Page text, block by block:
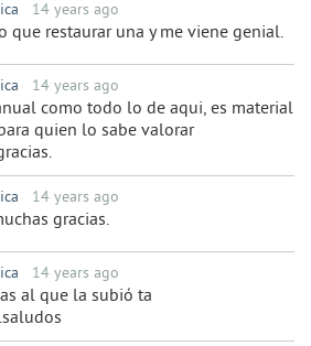
14 years ago
que restaurar una y me viene genial.
14 years ago
como todo lo de aqui, es material
quien lo sabe valorar
14 years ago
gracias.
14 years ago
al que la subió ta